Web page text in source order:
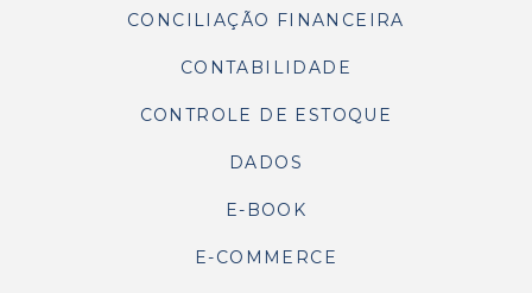
CONCILIAÇÃO FINANCEIRA
CONTABILIDADE
CONTROLE DE ESTOQUE
DADOS
E-BOOK
E-COMMERCE